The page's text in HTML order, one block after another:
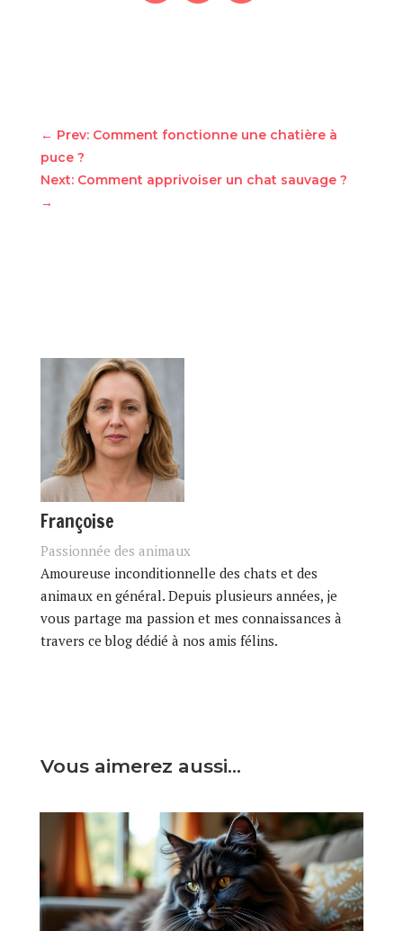
← Prev: Comment fonctionne une chatière à
puce ?
Next: Comment apprivoiser un chat sauvage ?
→
Françoise
Passionnée des animaux
Amoureuse inconditionnelle des chats et des
animaux en général. Depuis plusieurs années, je
vous partage ma passion et mes connaissances à
travers ce blog dédié à nos amis félins.
Vous aimerez aussi…